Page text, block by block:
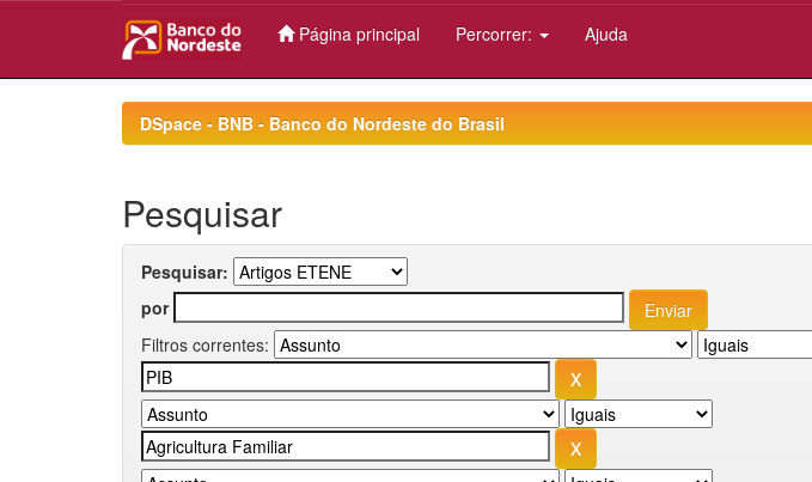
Página principal Percorrer: Ajuda
DSpace - BNB - Banco do Nordeste do Brasil
Pesquisar
Pesquisar:
por
Filtros correntes: